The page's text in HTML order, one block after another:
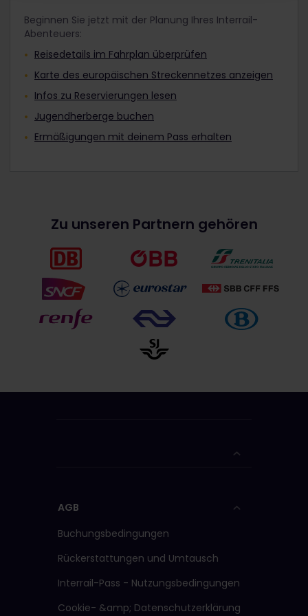
Beginnen Sie jetzt mit der Planung Ihres Interrail-
Abenteuers:
Reisedetails im Fahrplan überprüfen
Karte des europäischen Streckennetzes anzeigen
Infos zu Reservierungen lesen
Jugendherberge buchen
Ermäßigungen mit deinem Pass erhalten
Zu unseren Partnern gehören
AGB
Buchungsbedingungen
Rückerstattungen und Umtausch
Interrail-Pass - Nutzungsbedingungen
Cookie- &amp; Datenschutzerklärung